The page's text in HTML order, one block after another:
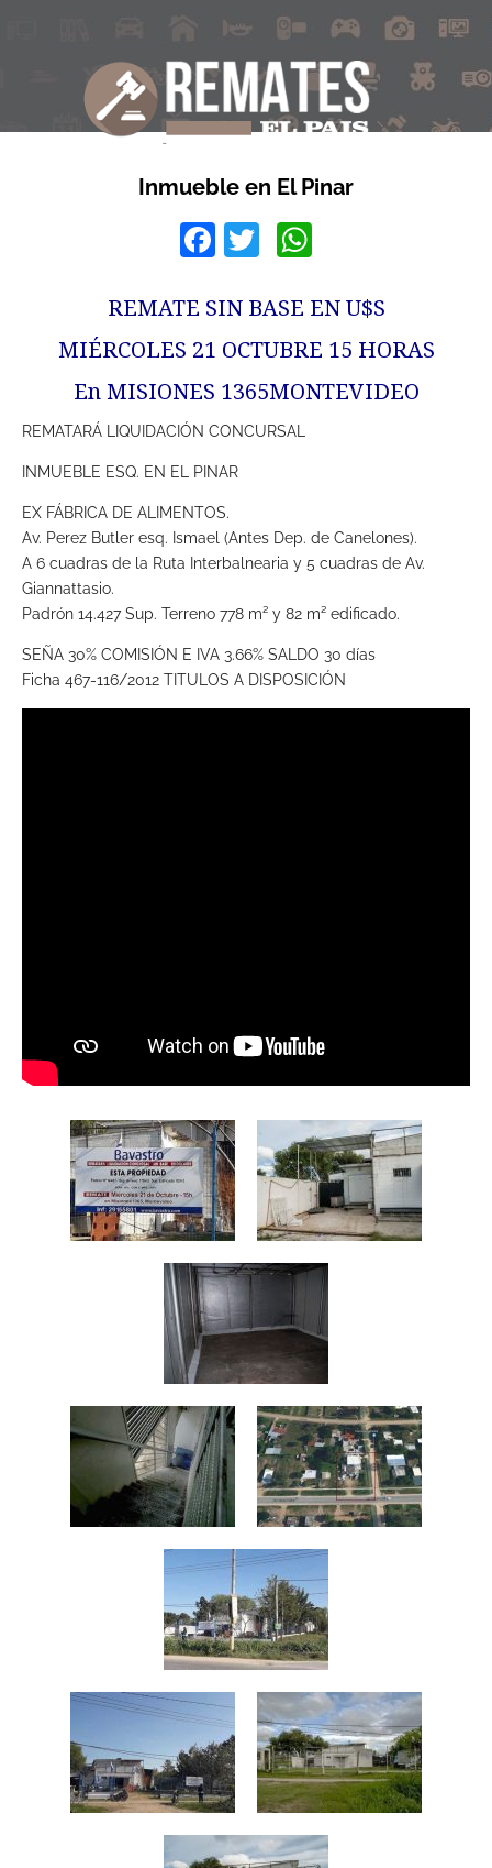
Inmueble en El Pinar
Facebook
Twitter
REMATE SIN BASE EN U$S
MIÉRCOLES 21 OCTUBRE 15 HORAS
En MISIONES 1365MONTEVIDEO
REMATARÁ LIQUIDACIÓN CONCURSAL
INMUEBLE ESQ. EN EL PINAR
EX FÁBRICA DE ALIMENTOS.
Av. Perez Butler esq. Ismael (Antes Dep. de Canelones).
A 6 cuadras de la Ruta Interbalnearia y 5 cuadras de Av.
Giannattasio.
Padrón 14.427 Sup. Terreno 778 m² y 82 m² edificado.
SEÑA 30% COMISIÓN E IVA 3.66% SALDO 30 días
Ficha 467-116/2012 TITULOS A DISPOSICIÓN